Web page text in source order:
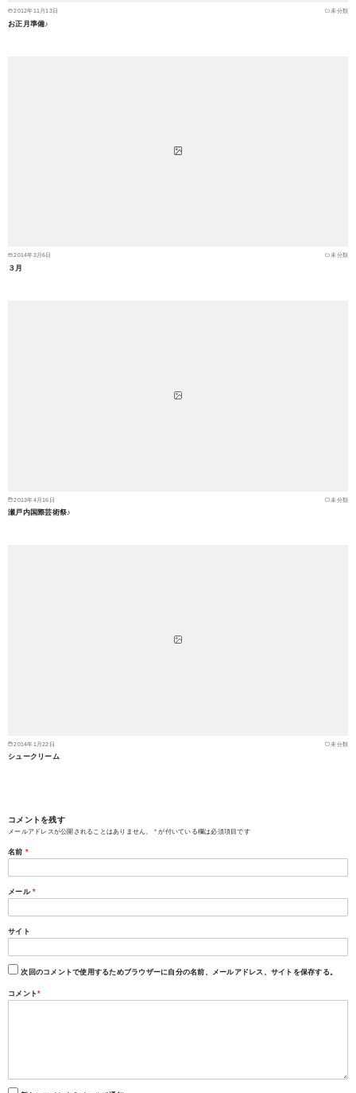
2012年11月13日 未分類
お正月準備♪
2014年3月6日 未分類
３月
2013年4月16日 未分類
瀬戸内国際芸術祭♪
2014年1月22日 未分類
シュークリーム
コメントを残す
メールアドレスが公開されることはありません。 * が付いている欄は必須項目です
名前 *
メール *
サイト
次回のコメントで使用するためブラウザーに自分の名前、メールアドレス、サイトを保存する。
コメント*